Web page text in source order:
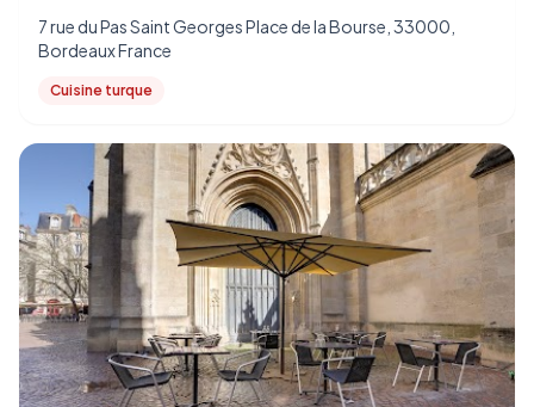
7 rue du Pas Saint Georges Place de la Bourse, 33000,
Bordeaux France
Cuisine turque